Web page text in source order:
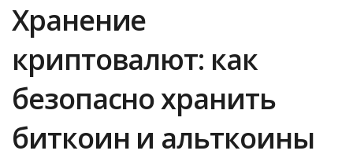
Хранение
криптовалют: как
безопасно хранить
биткоин и альткоины